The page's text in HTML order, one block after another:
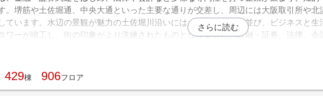
ックを探す
埼玉のクリニックを探す
千葉のクリニックを探す
ド オフィス移転に関するお役立ちコンテンツ
オーナー様
。堺筋や土佐堀通、中央大通といった主要な通りが交差し、周辺には大阪取引所や
ています。水辺の景観が魅力の土佐堀川沿いにはカフェや住宅が並び、ビジネスと
ワーが竣工し、街の印象がより洗練されたものとなりました。金融・証券、法律、会
さらに読む
429棟 906フロア